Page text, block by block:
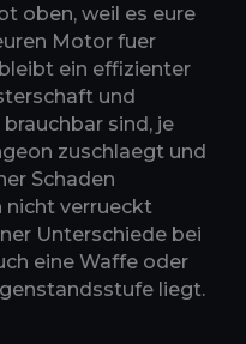
oben, weil es eure
Motor fuer
ein effizienter
und
sind, je
zuschlaegt und
Schaden
nicht verrueckt
Unterschiede bei
eine Waffe oder
liegt.